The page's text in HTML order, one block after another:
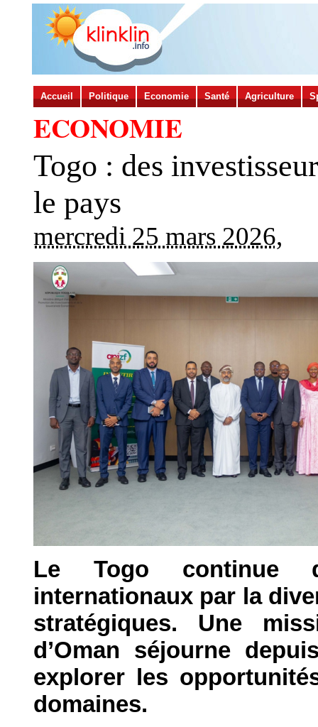
Accueil Politique Economie Santé Agriculture
ECONOMIE
Togo : des
le pays
mercredi 25 mars 2026,
Le Togo continue
internationaux par la
stratégiques. Une
d’Oman séjourne
explorer les
domaines.